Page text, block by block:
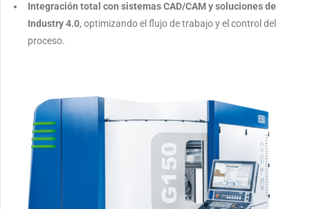
Integración total con sistemas CAD/CAM y soluciones de
Industry 4.0, optimizando el flujo de trabajo y el control del
proceso.